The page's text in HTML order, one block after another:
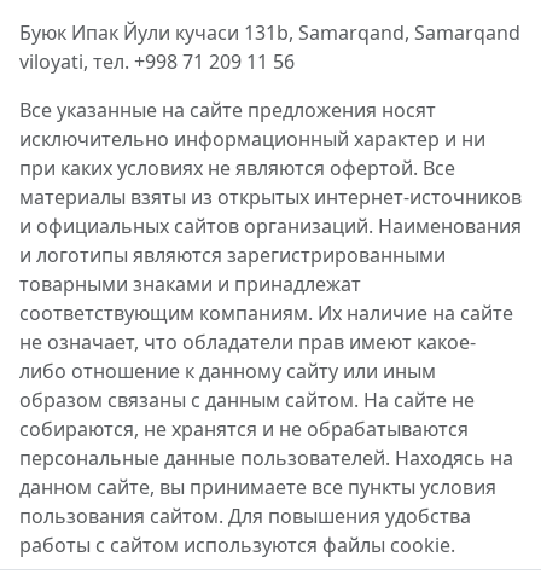
Буюк Ипак Йули кучаси 131b, Samarqand, Samarqand
viloyati, тел. +998 71 209 11 56
Все указанные на сайте предложения носят
исключительно информационный характер и ни
при каких условиях не являются офертой. Все
материалы взяты из открытых интернет-источников
и официальных сайтов организаций. Наименования
и логотипы являются зарегистрированными
товарными знаками и принадлежат
соответствующим компаниям. Их наличие на сайте
не означает, что обладатели прав имеют какое-
либо отношение к данному сайту или иным
образом связаны с данным сайтом. На сайте не
собираются, не хранятся и не обрабатываются
персональные данные пользователей. Находясь на
данном сайте, вы принимаете все пункты условия
пользования сайтом. Для повышения удобства
работы с сайтом используются файлы cookie.